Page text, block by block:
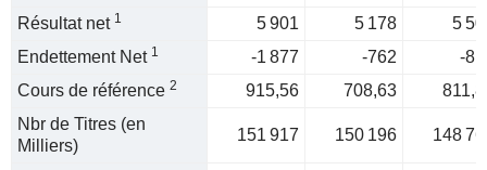
Résultat net 1 5 901 5 178
5
Endettement Net 1 -1 877 -762
-
Cours de référence 2 915,56 708,63
Nbr de Titres (en
Milliers)
151 917 150 196 148